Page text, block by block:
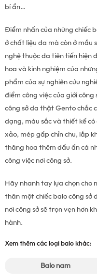
bí ẩn…
Điểm nhấn của những chiếc
ở chất liệu da mà còn ở mầu
nghệ thuộc da tiên tiến hiện
hoa và kinh nghiệm của
phẩm của sự nghiên cứu
điểm công việc của giới công
công sở da thật Gento chắc
dạng, màu sắc và thiết kế
xảo, mép gấp chỉn chu, lắp
thăng hoa thêm dấu ấn cá
công việc nơi công sở.
Hãy nhanh tay lựa chọn cho
thân một chiếc balo công sở
nơi công sở sẽ trọn vẹn hơn
hành.
Xem thêm các loại balo khác:
Balo nam